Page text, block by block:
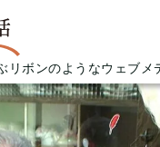
リボンのようなウェブメ